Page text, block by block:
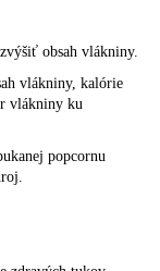
obsah vlákniny.
vlákniny, kalórie
vlákniny ku
popcornu